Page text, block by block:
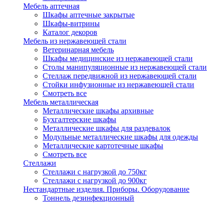
Мебель аптечная
Шкафы аптечные закрытые
Шкафы-витрины
Каталог декоров
Мебель из нержавеющей стали
Ветеринарная мебель
Шкафы медицинские из нержавеющей стали
Столы манипуляционные из нержавеющей стали
Стеллаж передвижной из нержавеющей стали
Стойки инфузионные из нержавеющей стали
Смотреть все
Мебель металлическая
Металлические шкафы архивные
Бухгалтерские шкафы
Металлические шкафы для раздевалок
Модульные металлические шкафы для одежды
Металлические картотечные шкафы
Смотреть все
Стеллажи
Стеллажи с нагрузкой до 750кг
Стеллажи с нагрузкой до 900кг
Нестандартные изделия. Приборы. Оборудование
Тоннель дезинфекционный